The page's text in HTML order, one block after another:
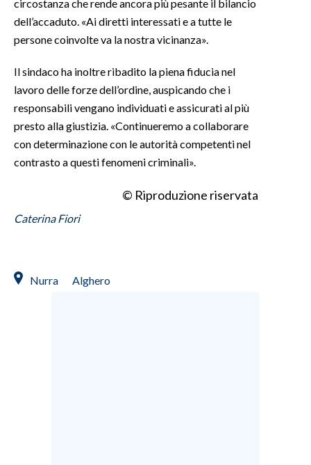
INSULARITÀ
INFO AZIENDE
ANNUNCI
NECROLOGI
PUBBLICITÀ
circostanza che rende ancora più pesante il bilancio
dell’accaduto. «Ai diretti interessati e a tutte le
persone coinvolte va la nostra vicinanza».
Il sindaco ha inoltre ribadito la piena fiducia nel
lavoro delle forze dell’ordine, auspicando che i
responsabili vengano individuati e assicurati al più
presto alla giustizia. «Continueremo a collaborare
con determinazione con le autorità competenti nel
contrasto a questi fenomeni criminali».
© Riproduzione riservata
Caterina Fiori
Nurra Alghero